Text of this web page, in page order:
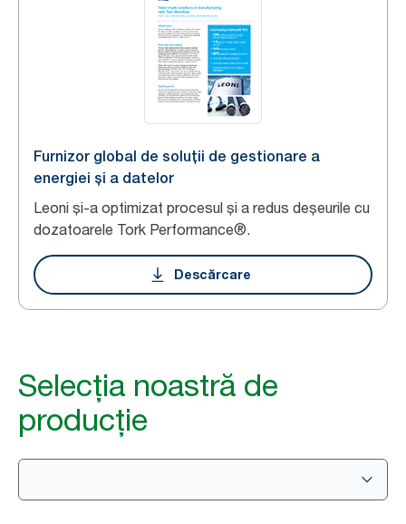
Furnizor global de soluții de gestionare a
energiei și a datelor
Leoni și-a optimizat procesul și a redus deșeurile cu
dozatoarele Tork Performance®.
Descărcare
Selecția noastră de
producție